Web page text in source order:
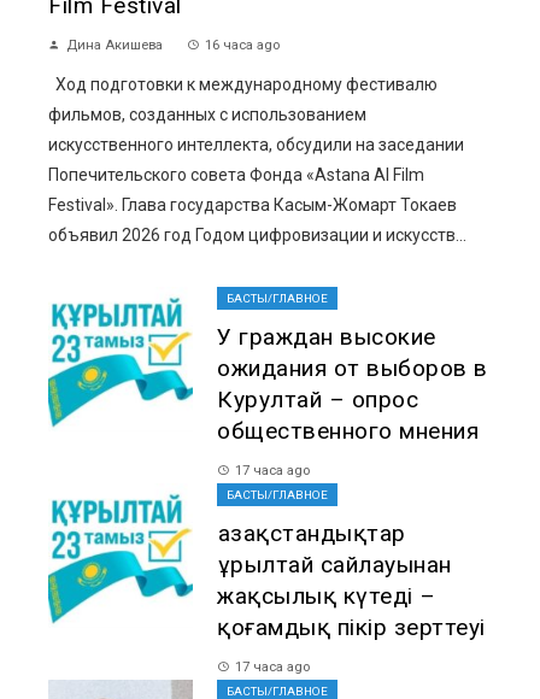
Дина Акишева 16 часа ago
Ход подготовки к международному фестивалю
фильмов, созданных с использованием
искусственного интеллекта, обсудили на заседании
Попечительского совета Фонда «Astana AI Film
Festival». Глава государства Касым-Жомарт Токаев
объявил 2026 год Годом цифровизации и искусств...
БАСТЫ/ГЛАВНОЕ
У граждан высокие
ожидания от выборов в
Курултай – опрос
общественного мнения
17 часа ago
БАСТЫ/ГЛАВНОЕ
Қазақстандықтар
Құрылтай сайлауынан
жақсылық күтеді –
қоғамдық пікір зерттеуі
17 часа ago
БАСТЫ/ГЛАВНОЕ